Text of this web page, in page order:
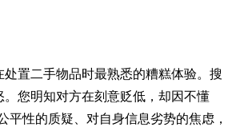
置二手物品时最熟悉的糟糕体验。搜
您明知对方在刻意贬低，却因不懂
性的质疑、对自身信息劣势的焦虑，